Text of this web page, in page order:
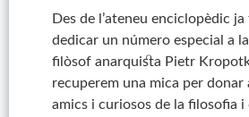
Des de l’ateneu enciclopèdic
dedicar un número especial a
filòsof anarquista Pietr
recuperem una mica per donar
amics i curiosos de la filosofia i